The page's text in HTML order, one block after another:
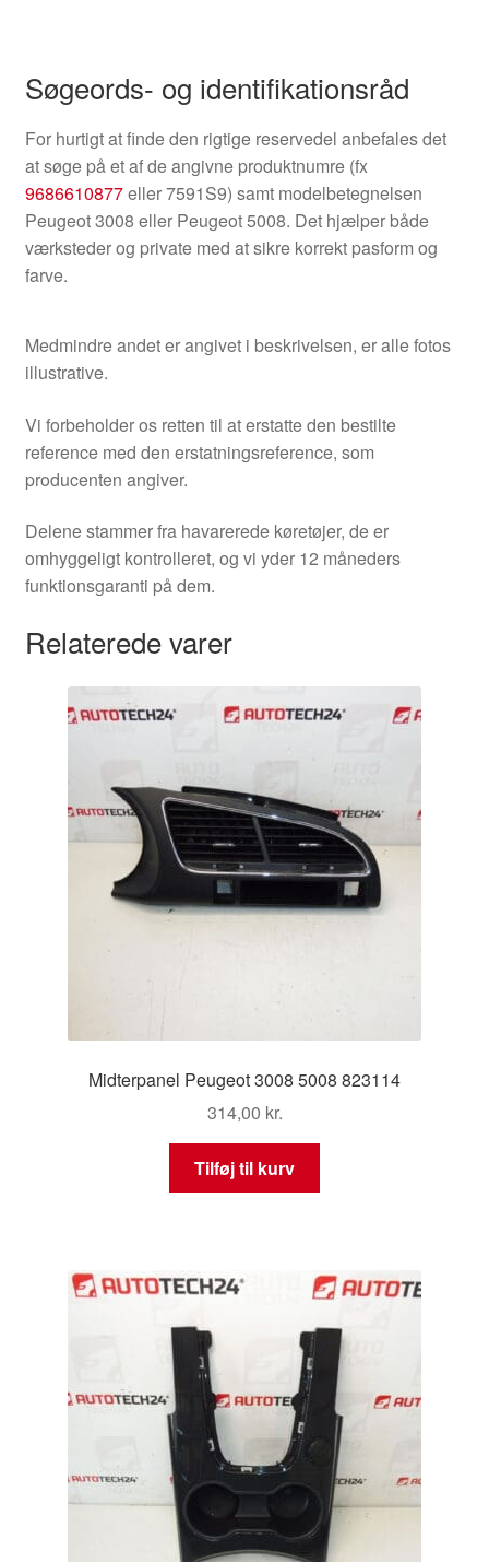
Søgeords- og identifikationsråd
For hurtigt at finde den rigtige reservedel anbefales det
at søge på et af de angivne produktnumre (fx
9686610877eller 7591S9) samt modelbetegnelsen
Peugeot 3008 eller Peugeot 5008. Det hjælper både
værksteder og private med at sikre korrekt pasform og
farve.
Medmindre andet er angivet i beskrivelsen, er alle fotos
illustrative.
Vi forbeholder os retten til at erstatte den bestilte
reference med den erstatningsreference, som
producenten angiver.
Delene stammer fra havarerede køretøjer, de er
omhyggeligt kontrolleret, og vi yder 12 måneders
funktionsgaranti på dem.
Relaterede varer
Midterpanel Peugeot 3008 5008 823114
314,00 kr.
Tilføj til kurv